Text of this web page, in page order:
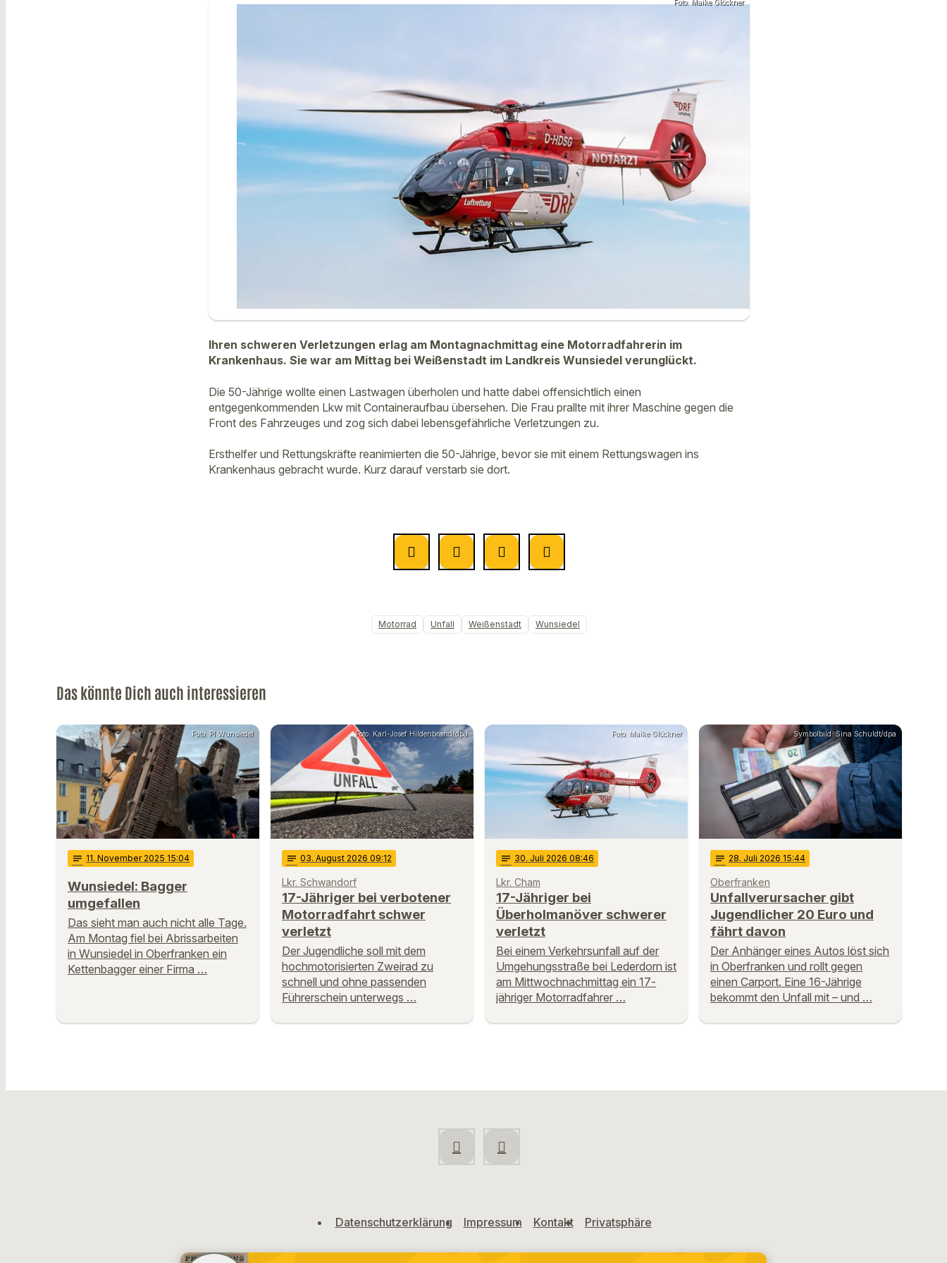
Foto: Maike Glöckner
Ihren schweren Verletzungen erlag am Montagnachmittag eine Motorradfahrerin im
Krankenhaus. Sie war am Mittag bei Weißenstadt im Landkreis Wunsiedel verunglückt.
Die 50-Jährige wollte einen Lastwagen überholen und hatte dabei offensichtlich einen
entgegenkommenden Lkw mit Containeraufbau übersehen. Die Frau prallte mit ihrer Maschine gegen die
Front des Fahrzeuges und zog sich dabei lebensgefährliche Verletzungen zu.
Ersthelfer und Rettungskräfte reanimierten die 50-Jährige, bevor sie mit einem Rettungswagen ins
Krankenhaus gebracht wurde. Kurz darauf verstarb sie dort.
Motorrad Unfall Weißenstadt Wunsiedel
Das könnte Dich auch interessieren
Foto: PI Wunsiedel
notes 11. November 2025 15:04
Wunsiedel: Bagger
umgefallen
Das sieht man auch nicht alle Tage.
Am Montag fiel bei Abrissarbeiten
in Wunsiedel in Oberfranken ein
Kettenbagger einer Firma …
Foto: Karl-Josef Hildenbrand/dpa
notes 03. August 2026 09:12
Lkr. Schwandorf
17-Jähriger bei verbotener
Motorradfahrt schwer
verletzt
Der Jugendliche soll mit dem
hochmotorisierten Zweirad zu
schnell und ohne passenden
Führerschein unterwegs …
Foto: Maike Glöckner
notes 30. Juli 2026 08:46
Lkr. Cham
17-Jähriger bei
Überholmanöver schwerer
verletzt
Bei einem Verkehrsunfall auf der
Umgehungsstraße bei Lederdorn ist
am Mittwochnachmittag ein 17-
jähriger Motorradfahrer …
Symbolbild: Sina Schuldt/dpa
notes 28. Juli 2026 15:44
Oberfranken
Unfallverursacher gibt
Jugendlicher 20 Euro und
fährt davon
Der Anhänger eines Autos löst sich
in Oberfranken und rollt gegen
einen Carport. Eine 16-Jährige
bekommt den Unfall mit – und …
Datenschutzerklärung Impressum Kontakt Privatsphäre